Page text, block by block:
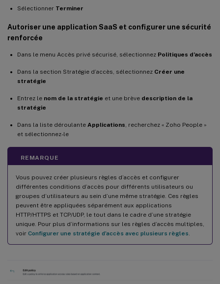
Sélectionner Terminer
Autoriser une application SaaS et configurer une sécurité
renforcée
Dans le menu Accès privé sécurisé, sélectionnez Politiques d’accès
Dans la section Stratégie d’accès, sélectionnez Créer une
stratégie
Entrez le nom de la stratégie et une brève description de la
stratégie
Dans la liste déroulante Applications, recherchez « Zoho People »
et sélectionnez-le
REMARQUE
Vous pouvez créer plusieurs règles d’accès et configurer
différentes conditions d’accès pour différents utilisateurs ou
groupes d’utilisateurs au sein d’une même stratégie. Ces règles
peuvent être appliquées séparément aux applications
HTTP/HTTPS et TCP/UDP, le tout dans le cadre d’une stratégie
unique. Pour plus d’informations sur les règles d’accès multiples,
voir Configurer une stratégie d’accès avec plusieurs règles.